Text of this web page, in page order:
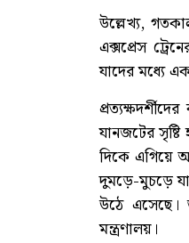
উল্লেখ্য,
এক্সপ্রেস
যাদের মধ্যে
যানজটের
দিকে এগিয়ে
দুমড়ে-মুচড়ে
উঠে এসেছে।
মন্ত্রণালয়।